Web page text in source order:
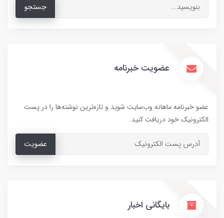
جستجو
عضویت خبرنامه
عضو خبرنامه ماهانه وب‌سایت شوید و تازه‌ترین نوشته‌ها را در پست
الکترونیک خود دریافت کنید.
عضویت
بایگانی اخبار